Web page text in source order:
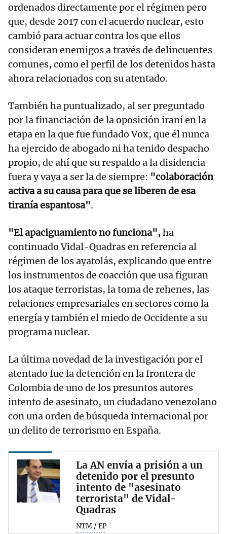
ordenados directamente por el régimen pero
que, desde 2017 con el acuerdo nuclear, esto
cambió para actuar contra los que ellos
consideran enemigos a través de delincuentes
comunes, como el perfil de los detenidos hasta
ahora relacionados con su atentado.
También ha puntualizado, al ser preguntado
por la financiación de la oposición iraní en la
etapa en la que fue fundado Vox, que él nunca
ha ejercido de abogado ni ha tenido despacho
propio, de ahí que su respaldo a la disidencia
fuera y vaya a ser la de siempre: "colaboración
activa a su causa para que se liberen de esa
tiranía espantosa".
"El apaciguamiento no funciona",ha
continuado Vidal-Quadras en referencia al
régimen de los ayatolás, explicando que entre
los instrumentos de coacción que usa figuran
los ataque terroristas, la toma de rehenes, las
relaciones empresariales en sectores como la
energía y también el miedo de Occidente a su
programa nuclear.
La última novedad de la investigación por el
atentado fue la detención en la frontera de
Colombia de uno de los presuntos autores
intento de asesinato, un ciudadano venezolano
con una orden de búsqueda internacional por
un delito de terrorismo en España.
La AN envía a prisión a un
detenido por el presunto
intento de "asesinato
terrorista" de Vidal-
Quadras
NTM / EP